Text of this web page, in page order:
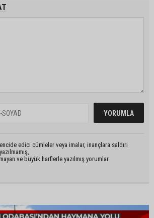
edici cümleler veya imalar, inançlara saldırı
ve büyük harflerle yazılmış yorumlar